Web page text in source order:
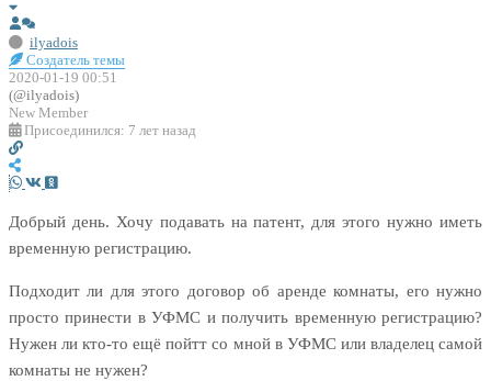
ilyadois
Создатель темы
2020-01-19 00:51
(@ilyadois)
New Member
Присоединился: 7 лет назад
Добрый день. Хочу подавать на патент, для этого нужно иметь
временную регистрацию.
Подходит ли для этого договор об аренде комнаты, его нужно
просто принести в УФМС и получить временную регистрацию?
Нужен ли кто-то ещё пойтт со мной в УФМС или владелец самой
комнаты не нужен?